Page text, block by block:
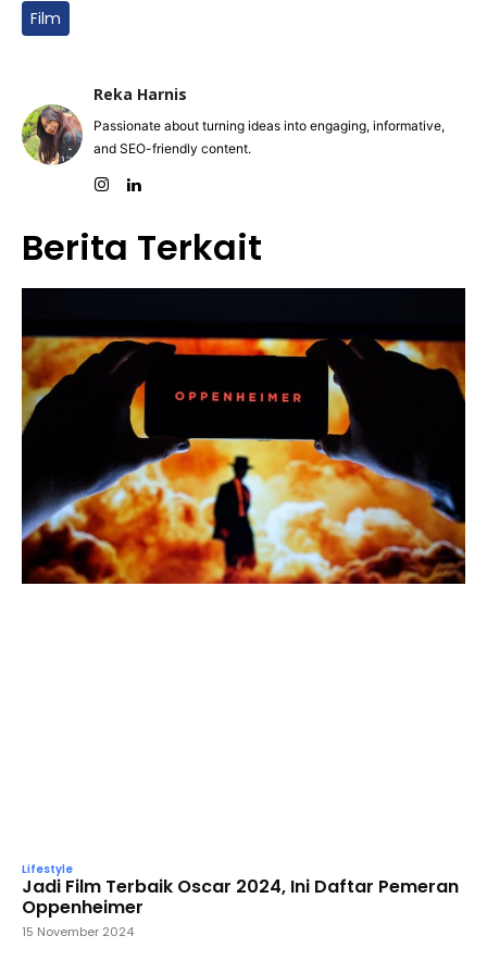
Film
Reka Harnis
Passionate about turning ideas into engaging, informative,
and SEO-friendly content.
Berita Terkait
Lifestyle
Jadi Film Terbaik Oscar 2024, Ini Daftar Pemeran
Oppenheimer
15 November 2024